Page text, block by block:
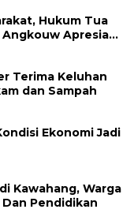
Hukum Tua
Apresiasi
Terima Keluhan
dan Sampah
Ekonomi Jadi
Kawahang, Warga
Pendidikan